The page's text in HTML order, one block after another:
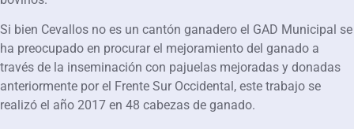
Si bien Cevallos no es un cantón ganadero el GAD Municipal se
ha preocupado en procurar el mejoramiento del ganado a
través de la inseminación con pajuelas mejoradas y donadas
anteriormente por el Frente Sur Occidental, este trabajo se
realizó el año 2017 en 48 cabezas de ganado.